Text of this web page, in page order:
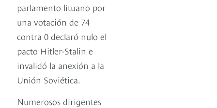
parlamento lituano por
una votación de 74
contra 0 declaró nulo el
pacto Hitler-Stalin e
invalidó la anexión a la
Unión Soviética.
Numerosos dirigentes